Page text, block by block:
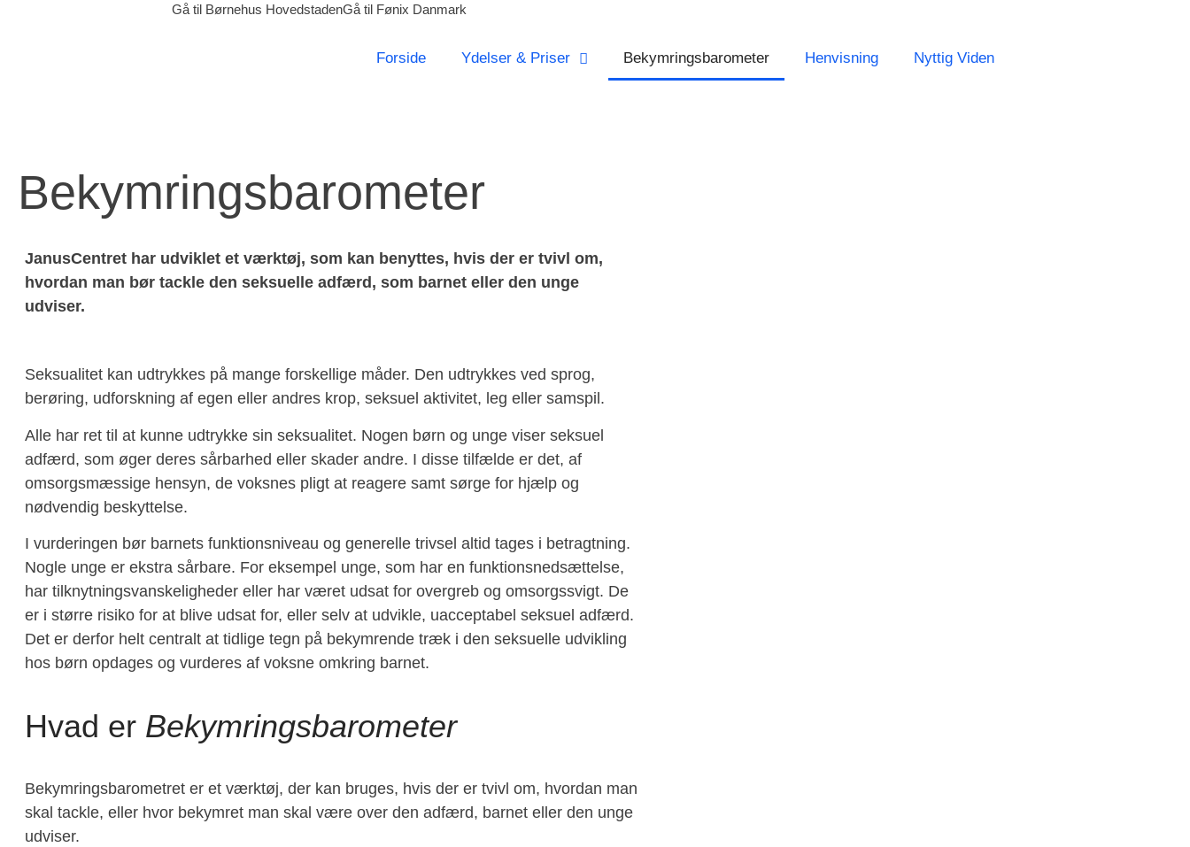
Gå til Børnehus HovedstadenGå til Fønix Danmark
Forside Ydelser & Priser Bekymrings­barometer Henvisning Nyttig Viden
Bekymrings­barometer
JanusCentret har udviklet et værktøj, som kan benyttes, hvis der er tvivl om,
hvordan man bør tackle den seksuelle adfærd, som barnet eller den unge
udviser.
Seksualitet kan udtrykkes på mange forskellige måder. Den udtrykkes ved sprog,
berøring, udforskning af egen eller andres krop, seksuel aktivitet, leg eller samspil.
Alle har ret til at kunne udtrykke sin seksualitet. Nogen børn og unge viser seksuel
adfærd, som øger deres sårbarhed eller skader andre. I disse tilfælde er det, af
omsorgsmæssige hensyn, de voksnes pligt at reagere samt sørge for hjælp og
nødvendig beskyttelse.
I vurderingen bør barnets funktionsniveau og generelle trivsel altid tages i betragtning.
Nogle unge er ekstra sårbare. For eksempel unge, som har en funktionsnedsættelse,
har tilknytningsvanskeligheder eller har været udsat for overgreb og omsorgssvigt. De
er i større risiko for at blive udsat for, eller selv at udvikle, uacceptabel seksuel adfærd.
Det er derfor helt centralt at tidlige tegn på bekymrende træk i den seksuelle udvikling
hos børn opdages og vurderes af voksne omkring barnet.
Hvad er Bekymrings­barometer
Bekymringsbarometret er et værktøj, der kan bruges, hvis der er tvivl om, hvordan man
skal tackle, eller hvor bekymret man skal være over den adfærd, barnet eller den unge
udviser.